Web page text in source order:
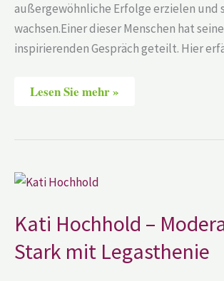
außergewöhnliche Erfolge erzielen und
wachsen.Einer dieser Menschen hat
inspirierenden Gespräch geteilt. Hier
Lesen Sie mehr »
Kati Hochhold –
Stark mit Legasthenie
Kati
Hochhold
Moderatorin
–
Stark
mit
Legasthenie